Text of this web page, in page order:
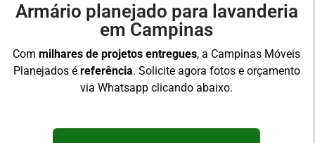
Armário planejado para lavanderia
em Campinas
Com milhares de projetos entregues, a Campinas Móveis
Planejados é referência. Solicite agora fotos e orçamento
via Whatsapp clicando abaixo.